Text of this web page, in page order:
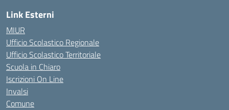
Link Esterni
MIUR
Ufficio Scolastico Regionale
Ufficio Scolastico Territoriale
Scuola in Chiaro
Iscrizioni On Line
Invalsi
Comune